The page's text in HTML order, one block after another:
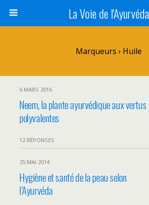
La Voie de l'Ayurvéda
Marqueurs › Huile
6 MARS 2016
Neem, la plante ayurvédique aux vertus
polyvalentes
12 RÉPONSES
25 MAI 2014
Hygiène et santé de la peau selon
l’Ayurvéda